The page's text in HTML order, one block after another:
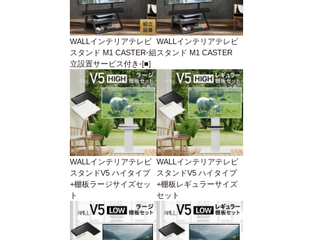
WALLインテリアテレビ
スタンド M1 CASTER-組
立設置サービス付き-[■]
WALLインテリアテレビ
スタンド M1 CASTER
WALLインテリアテレビ
スタンドV5 ハイタイプ
+棚板ラージサイズセッ
ト
WALLインテリアテレビ
スタンドV5 ハイタイプ
+棚板レギュラーサイズ
セット